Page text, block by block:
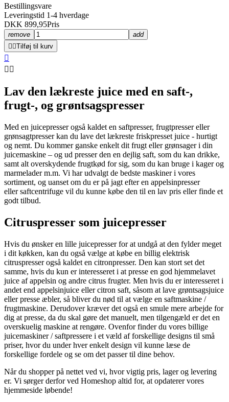
Bestillingsvare
Leveringstid 1-4 hverdage
DKK 899,95Pris
remove
add
 Tilføj til kurv

 
Lav den lækreste juice med en saft-,
frugt-, og grøntsagspresser
Med en juicepresser også kaldet en saftpresser, frugtpresser eller
grønsagtpresser kan du lave det lækreste friskpresset juice - hurtigt
og nemt. Du kommer ganske enkelt dit frugt eller grønsager i din
juicemaskine – og ud presser den en dejlig saft, som du kan drikke,
samt alt overskydende frugtkød for sig, som du kan bruge i kager og
marmelader m.m. Vi har udvalgt de bedste maskiner i vores
sortiment, og uanset om du er på jagt efter en appelsinpresser
eller saftcentrifuge vil du kunne købe den til en lav pris eller finde et
godt tilbud.
Citruspresser som juicepresser
Hvis du ønsker en lille juicepresser for at undgå at den fylder meget
i dit køkken, kan du også vælge at købe en billig elektrisk
citruspresser også kaldet en citronpresser. Den kan stort set det
samme, hvis du kun er interesseret i at presse en god hjemmelavet
juice af appelsin og andre citrus frugter. Men hvis du er interesseret i
andet end appelsinjuice eller citron saft, såsom at lave grøntsagsjuice
eller presse æbler, så bliver du nød til at vælge en saftmaskine /
frugtmaskine. Derudover kræver det også en smule mere arbejde for
dig at presse, da du skal gøre det manuelt, men tilgengæld er det en
overskuelig maskine at rengøre. Ovenfor finder du vores billige
juicemaskiner / saftpressere i et væld af forskellige designs til små
priser, hvor du under hver enkelt design vil kunne læse de
forskellige fordele og se om det passer til dine behov.
Når du shopper på nettet ved vi, hvor vigtig pris, lager og levering
er. Vi sørger derfor ved Homeshop altid for, at opdaterer vores
hjemmeside løbende!